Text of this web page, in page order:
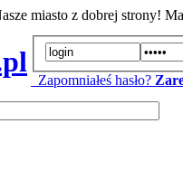
miasto z dobrej strony!
Zapomniałeś hasło?